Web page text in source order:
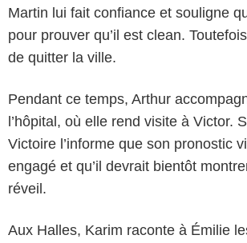
Martin lui fait confiance et souligne
pour prouver qu’il est clean.
de quitter la ville.
Pendant ce temps, Arthur
l’hôpital, où elle rend visite à Victor.
Victoire l’informe que son pronostic
engagé et qu’il devrait bientôt
réveil.
Aux Halles, Karim raconte à Émilie